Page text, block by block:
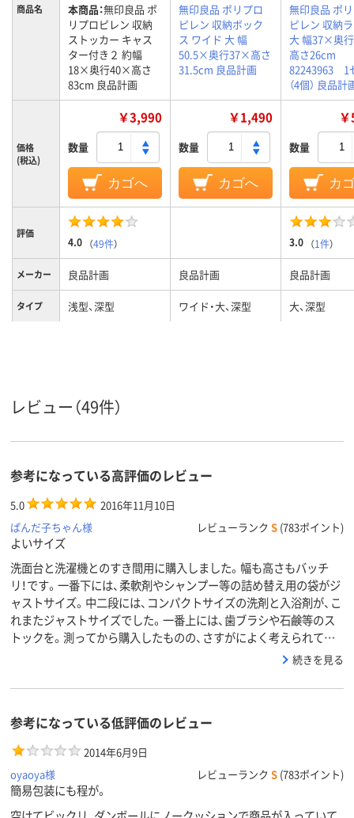
商品名 本商品：無印良品 ポ
リプロピレン 収納
ストッカー キャス
ター付き２ 約幅
18×奥行40×高さ
83cm 良品計画
無印良品 ポリプロ
ピレン 収納ボック
ス ワイド 大 幅
50.5×奥行37×高さ
31.5cm 良品計画
無印良品 ポ
ピレン 収納
大 幅37×奥
高さ26cm
82243963 1
（4個） 良品計
価格
(税込)
￥3,990
数量
カゴへ
￥1,490
数量
カゴへ
数量
カ
評価
4.0 （49件） 3.0 （1件）
メーカー 良品計画 良品計画 良品計画
タイプ 浅型、深型 ワイド・大、深型 大、深型
材質 ポリプロピレン
レビュー（49件）
参考になっている高評価のレビュー
5.0
2016年11月10日
ぱんだ子ちゃん様
レビューランク S (783ポイント)
よいサイズ
洗面台と洗濯機とのすき間用に購入しました。幅も高さもバッチ
リ！です。一番下には、柔軟剤やシャンプー等の詰め替え用の袋がジ
ャストサイズ。中二段には、コンパクトサイズの洗剤と入浴剤が、こ
れまたジャストサイズでした。一番上には、歯ブラシや石鹸等のス
トックを。測ってから購入したものの、さすがによく考えられて…
続きを見る
参考になっている低評価のレビュー
2014年6月9日
oyaoya様
レビューランク S (783ポイント)
簡易包装にも程が。